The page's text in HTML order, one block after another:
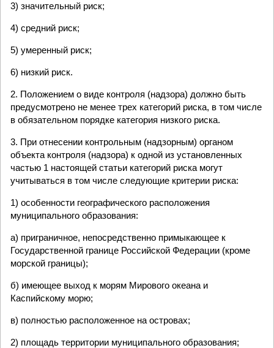
3) значительный риск;
4) средний риск;
5) умеренный риск;
6) низкий риск.
2. Положением о виде контроля (надзора) должно быть
предусмотрено не менее трех категорий риска, в том числе
в обязательном порядке категория низкого риска.
3. При отнесении контрольным (надзорным) органом
объекта контроля (надзора) к одной из установленных
частью 1 настоящей статьи категорий риска могут
учитываться в том числе следующие критерии риска:
1) особенности географического расположения
муниципального образования:
а) приграничное, непосредственно примыкающее к
Государственной границе Российской Федерации (кроме
морской границы);
б) имеющее выход к морям Мирового океана и
Каспийскому морю;
в) полностью расположенное на островах;
2) площадь территории муниципального образования;